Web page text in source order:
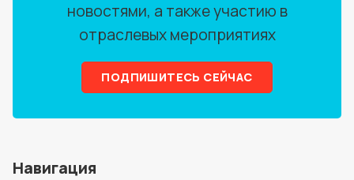
новостями, а также участию в
отраслевых мероприятиях
ПОДПИШИТЕСЬ СЕЙЧАС
Навигация